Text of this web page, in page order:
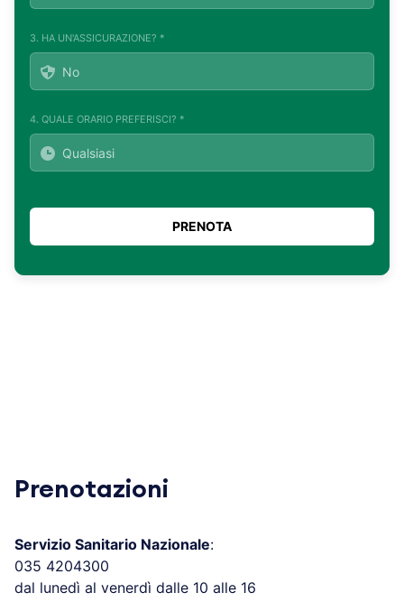
3. HA UN'ASSICURAZIONE? *
4. QUALE ORARIO PREFERISCI? *
Prenotazioni
Servizio Sanitario Nazionale:
035 4204300
dal lunedì al venerdì dalle 10 alle 16